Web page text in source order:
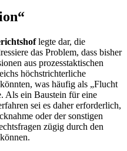
legte dar, die
das Problem, dass bisher
aus prozesstaktischen
höchstrichterliche
was häufig als „Flucht
Als ein Baustein für eine
sei es daher erforderlich,
oder der sonstigen
zügig durch den